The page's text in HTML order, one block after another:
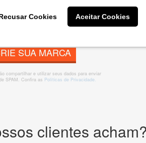
Cookies Aceitar Cookies
SUA MARCA
compartilhar e utilizar seus dados para enviar
SPAM. Confira as Políticas de Privacidade.
clientes